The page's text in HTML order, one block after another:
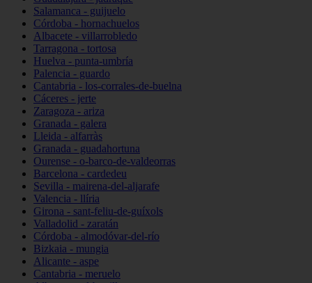
Salamanca - guijuelo
Córdoba - hornachuelos
Albacete - villarrobledo
Tarragona - tortosa
Huelva - punta-umbría
Palencia - guardo
Cantabria - los-corrales-de-buelna
Cáceres - jerte
Zaragoza - ariza
Granada - galera
Lleida - alfarràs
Granada - guadahortuna
Ourense - o-barco-de-valdeorras
Barcelona - cardedeu
Sevilla - mairena-del-aljarafe
Valencia - llíria
Girona - sant-feliu-de-guíxols
Valladolid - zaratán
Córdoba - almodóvar-del-río
Bizkaia - mungia
Alicante - aspe
Cantabria - meruelo